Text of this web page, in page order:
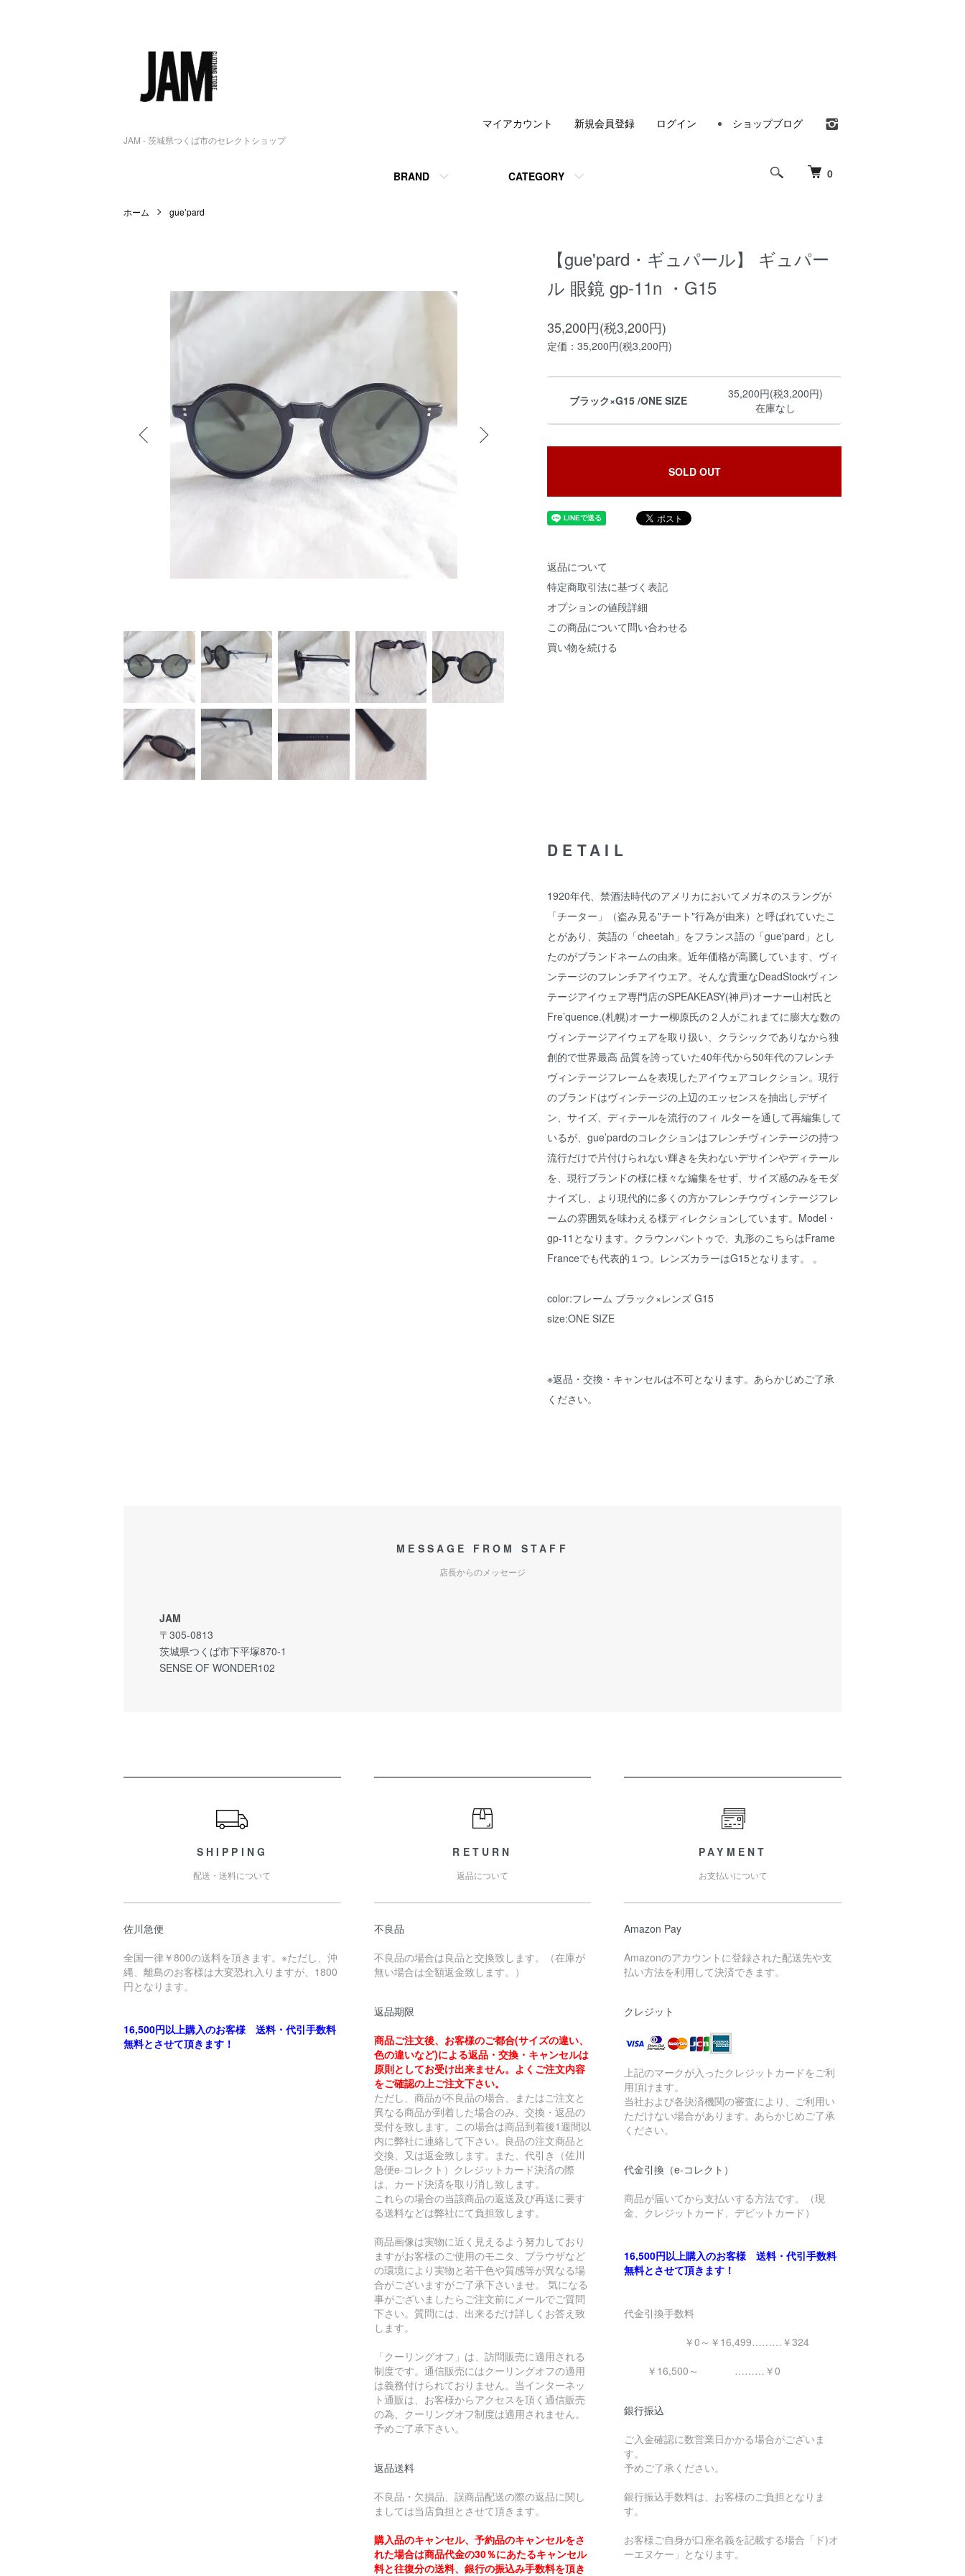
JAM - 茨城県つくば市のセレクトショップ
0
BRAND CATEGORY
マイアカウント 新規会員登録 ログイン ショップブログ
ホーム gue’pard
【gue'pard・ギュパール】 ギュパー
ル 眼鏡 gp-11n ・G15
35,200円(税3,200円)
定価：35,200円(税3,200円)
ブラック×G15 /ONE SIZE
35,200円(税3,200円)
在庫なし
SOLD OUT
返品について
特定商取引法に基づく表記
オプションの値段詳細
この商品について問い合わせる
買い物を続ける
DETAIL
1920年代、禁酒法時代のアメリカにおいてメガネのスラングが
「チーター」（盗み見る"チート"行為が由来）と呼ばれていたこ
とがあり、英語の「cheetah」をフランス語の「gue'pard」とし
たのがブランドネームの由来。近年価格が高騰しています、ヴィ
ンテージのフレンチアイウエア。そんな貴重なDeadStockヴィン
テージアイウェア専門店のSPEAKEASY(神戸)オーナー山村氏と
Fre’quence.(札幌)オーナー柳原氏の２人がこれまてに膨大な数の
ヴィンテージアイウェアを取り扱い、クラシックでありなから独
創的で世界最高 品質を誇っていた40年代から50年代のフレンチ
ヴィンテージフレームを表現したアイウェアコレクション。現行
のブランドはヴィンテージの上辺のエッセンスを抽出しデザイ
ン、サイズ、ディテールを流行のフィ ルターを通して再編集して
いるが、gue’pardのコレクションはフレンチヴィンテージの持つ
流行だけで片付けられない輝きを失わないデサインやディテール
を、現行ブランドの様に様々な編集をせず、サイズ感のみをモダ
ナイズし、より現代的に多くの方かフレンチウヴィンテージフレ
ームの雰囲気を味わえる様ディレクションしています。Model・
gp-11となります。クラウンパントゥで、丸形のこちらはFrame
Franceでも代表的１つ。レンズカラーはG15となります。 。
color:フレーム ブラック×レンズ G15
size:ONE SIZE
※返品・交換・キャンセルは不可となります。あらかじめご了承
ください。
MESSAGE FROM STAFF
店長からのメッセージ
JAM
〒305-0813
茨城県つくば市下平塚870-1
SENSE OF WONDER102
SHIPPING
配送・送料について
佐川急便
全国一律￥800の送料を頂きます。※ただし、沖
縄、離島のお客様は大変恐れ入りますが、1800
円となります。
16,500円以上購入のお客様 送料・代引手数料
無料とさせて頂きます！
RETURN
返品について
不良品
不良品の場合は良品と交換致します。（在庫が
無い場合は全額返金致します。）
返品期限
商品ご注文後、お客様のご都合(サイズの違い、
色の違いなど)による返品・交換・キャンセルは
原則としてお受け出来ません。よくご注文内容
をご確認の上ご注文下さい。
ただし、商品が不良品の場合、またはご注文と
異なる商品が到着した場合のみ、交換・返品の
受付を致します。この場合は商品到着後1週間以
内に弊社に連絡して下さい。良品の注文商品と
交換、又は返金致します。また、代引き（佐川
急便e-コレクト）クレジットカード決済の際
は、カード決済を取り消し致します。
これらの場合の当該商品の返送及び再送に要す
る送料などは弊社にて負担致します。
商品画像は実物に近く見えるよう努力しており
ますがお客様のご使用のモニタ、ブラウザなど
の環境により実物と若干色や質感等が異なる場
合がございますがご了承下さいませ。 気になる
事がございましたらご注文前にメールでご質問
下さい。質問には、出来るだけ詳しくお答え致
します。
「クーリングオフ」は、訪問販売に適用される
制度です。通信販売にはクーリングオフの適用
は義務付けられておりません。当インターネッ
ト通販は、お客様からアクセスを頂く通信販売
の為、クーリングオフ制度は適用されません。
予めご了承下さい。
返品送料
不良品・欠損品、誤商品配送の際の返品に関し
ましては当店負担とさせて頂きます。
購入品のキャンセル、予約品のキャンセルをさ
れた場合は商品代金の30％にあたるキャンセル
料と往復分の送料、銀行の振込み手数料を頂き
PAYMENT
お支払いについて
Amazon Pay
Amazonのアカウントに登録された配送先や支
払い方法を利用して決済できます。
クレジット
上記のマークが入ったクレジットカードをご利
用頂けます。
当社および各決済機関の審査により、ご利用い
ただけない場合があります。あらかじめご了承
ください。
代金引換（e-コレクト）
商品が届いてから支払いする方法です。（現
金、クレジットカード、デビットカード）
16,500円以上購入のお客様 送料・代引手数料
無料とさせて頂きます！
代金引換手数料
￥0～￥16,499………￥324
￥16,500～ ………￥0
銀行振込
ご入金確認に数営業日かかる場合がございま
す。
予めご了承ください。
銀行振込手数料は、お客様のご負担となりま
す。
お客様ご自身が口座名義を記載する場合「ド)オ
ーエヌケー」となります。